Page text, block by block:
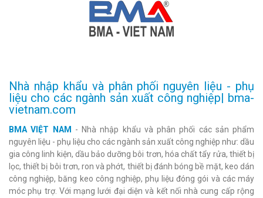
Nhà nhập khẩu và phân phối nguyên liệu - phụ
liệu cho các ngành sản xuất công nghiệp| bma-
vietnam.com
BMA VIỆT NAM
- Nhà nhập khẩu và phân phối các sản phẩm
nguyên liệu - phụ liệu cho các ngành sản xuất công nghiệp như: dầu
gia công linh kiện, dầu bảo dưỡng bôi trơn, hóa chất tẩy rửa, thiết bị
lọc, thiết bị bôi trơn, ron và phớt, thiết bị đánh bóng bề mặt, keo dán
công nghiệp, băng keo công nghiệp, phụ liệu đóng gói và các máy
móc phụ trợ. Với mạng lưới đại diện và kết nối nhà cung cấp rộng